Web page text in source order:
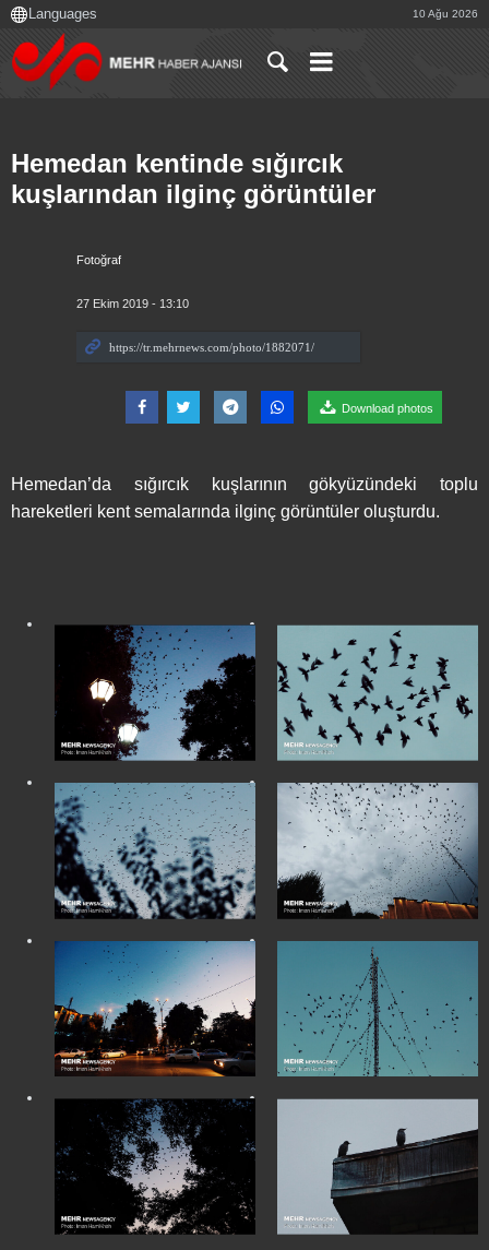
10 Ağu 2026
Fotoğraf
27 Ekim 2019 - 13:10
Download photos
Hemedan kentinde sığırcık
kuşlarından ilginç görüntüler
Hemedan’da sığırcık kuşlarının gökyüzündeki toplu
hareketleri kent semalarında ilginç görüntüler oluşturdu.